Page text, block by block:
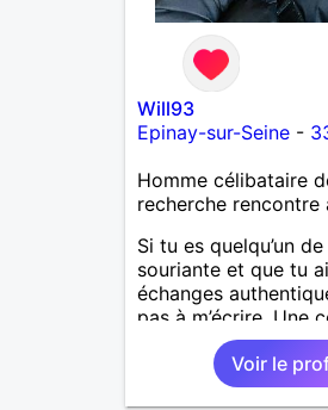
Will93
Epinay-sur-Seine-
Homme célibataire
recherche rencontre
Si tu es quelqu’un
souriante et que tu
échanges
pas à m’écrire. Une
peut parfois être le
belle histoire. À
Voir le